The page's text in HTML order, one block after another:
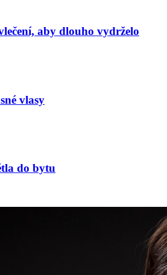
aby dlouho vydrželo
vlasy
do bytu